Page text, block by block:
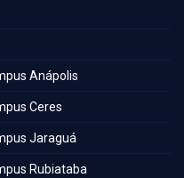
Anápolis
Ceres
Jaraguá
Rubiataba